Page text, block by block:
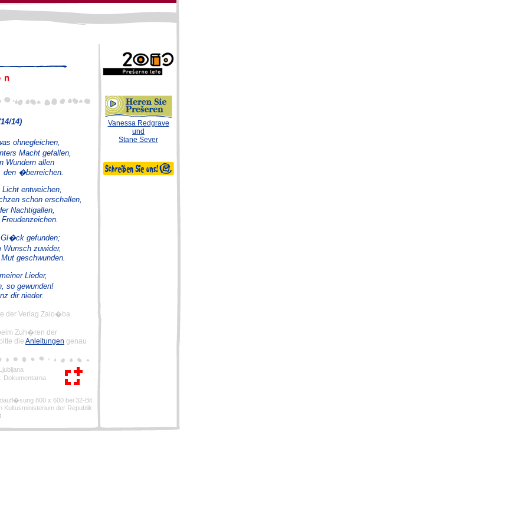
Vanessa Redgrave
und
Stane Sever
14)
ohnegleichen,
Macht gefallen,
Wundern allen
den �berreichen.
entweichen,
schon erschallen,
Nachtigallen,
gefunden;
zuwider,
geschwunden.
Lieder,
so gewunden!
dir nieder.
der Verlag Zalo�ba
Zuh�ren der
die Anleitungen genau
Dokumentarna
800 x 600 bei 32-Bit
Kultusministerium der Republik